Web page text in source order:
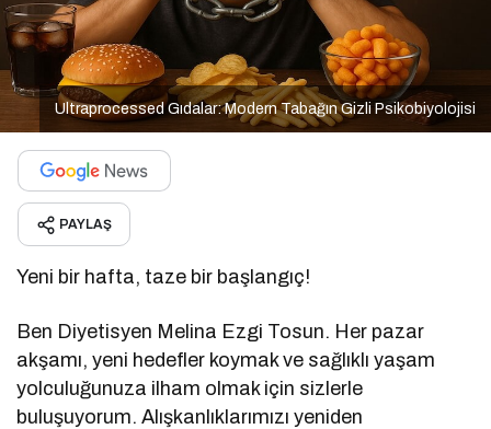
Ultraprocessed Gıdalar: Modern Tabağın Gizli Psikobiyolojisi
PAYLAŞ
Yeni bir hafta, taze bir başlangıç!
Ben Diyetisyen Melina Ezgi Tosun. Her pazar
akşamı, yeni hedefler koymak ve sağlıklı yaşam
yolculuğunuza ilham olmak için sizlerle
buluşuyorum. Alışkanlıklarımızı yeniden